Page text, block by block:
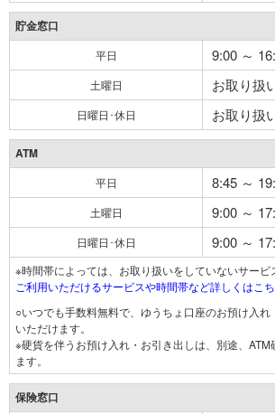
貯金窓口
平日 9:00 ～
土曜日 お取り扱
日曜日･休日 お取り扱
ATM
平日 8:45 ～
土曜日 9:00 ～
日曜日･休日 9:00 ～
※時間帯によっては、お取り扱いをしていないサービ
ご利用いただけるサービスや時間帯など詳しくはこ
○いつでも手数料無料で、ゆうちょ口座のお預け入れ
いただけます。
※硬貨を伴うお預け入れ・お引き出しは、別途、ATM
ます。
保険窓口